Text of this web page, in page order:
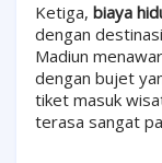
Ketiga, biaya
dengan
Madiun
dengan bujet
tiket masuk
terasa sangat